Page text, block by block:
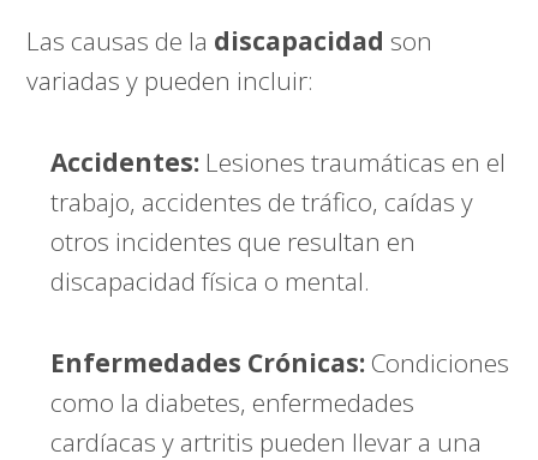
Las causas de la discapacidad son
variadas y pueden incluir:
Accidentes: Lesiones traumáticas en el
trabajo, accidentes de tráfico, caídas y
otros incidentes que resultan en
discapacidad física o mental.
Enfermedades Crónicas: Condiciones
como la diabetes, enfermedades
cardíacas y artritis pueden llevar a una